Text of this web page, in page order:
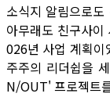
소식지 알림으로
아무래도 친구사
026년 사업 계획이
주주의 리더쉽을
N/OUT' 프로젝트